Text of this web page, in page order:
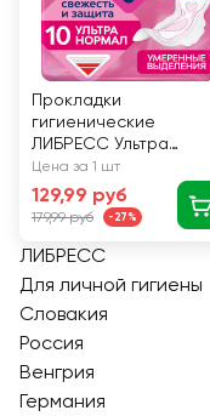
Прокладки
гигиенические
ЛИБРЕСС Ультра
Нормал с мягкой
поверхностью, 10шт
Цена за 1 шт
129,99 руб
179,99 руб -27%
ЛИБРЕСС
Для личной гигиены
Словакия
Россия
Венгрия
Германия